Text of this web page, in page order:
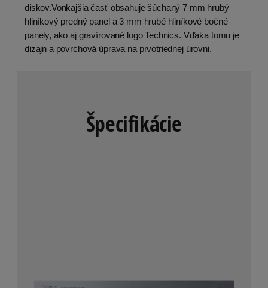
diskov.Vonkajšia časť obsahuje šúchaný 7 mm hrubý
hliníkový predný panel a 3 mm hrubé hliníkové bočné
panely, ako aj gravírované logo Technics. Vďaka tomu je
dizajn a povrchová úprava na prvotriednej úrovni.
Špecifikácie